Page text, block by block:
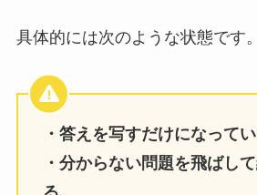
具体的には次のような状態です。
・答えを写すだけになってい
・分からない問題を飛ばし